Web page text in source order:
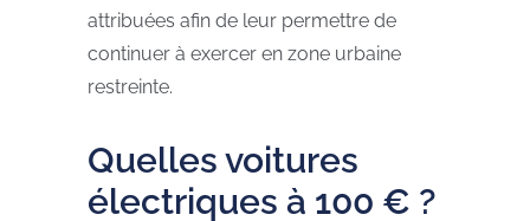
attribuées afin de leur permettre de
continuer à exercer en zone urbaine
restreinte.
Quelles voitures
électriques à 100 € ?